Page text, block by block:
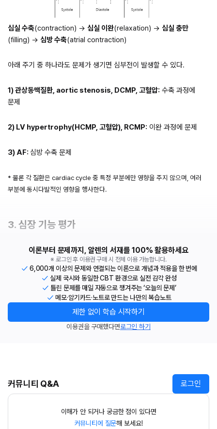
심실 수축(contraction) → 심실 이완(relaxation) → 심실 충만
(filling) → 심방 수축(atrial contraction)
아래 주기 중 하나라도 문제가 생기면 심부전이 발생할 수 있다.
1) 관상동맥질환, aortic stenosis, DCMP, 고혈압: 수축 과정에
문제
2) LV hypertrophy(HCMP, 고혈압), RCMP: 이완 과정에 문제
3) AF: 심방 수축 문제
* 물론 각 질환은 cardiac cycle 중 특정 부분에만 영향을 주지 않으며, 여러
부분에 동시다발적인 영향을 행사한다.
3. 심장 기능 평가
이론부터 문제까지, 알렌의 서재를 100% 활용하세요
※ 로그인 후 이용권 구매 시 전체 이용 가능합니다.
6,000개 이상의 문제와 연결되는 이론으로 개념과 적용을 한 번에
실제 국시와 동일한 CBT 환경으로 실전 감각 완성
틀린 문제를 매일 자동으로 챙겨주는 ‘오늘의 문제’
메모·암기카드·노트로 만드는 나만의 복습노트
제한 없이 학습 시작하기
이용권을 구매했다면로그인 하기
커뮤니티 Q&A 로그인
이해가 안 되거나 궁금한 점이 있다면
커뮤니티에 질문해 보세요!